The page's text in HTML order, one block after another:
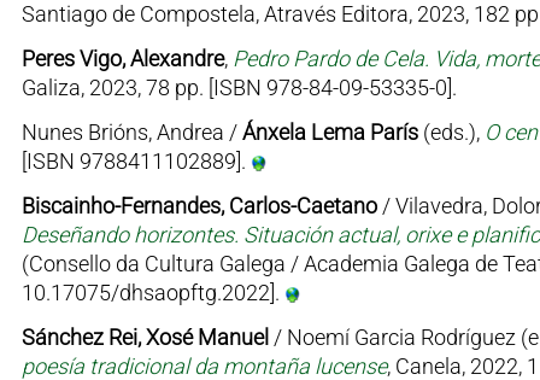
Santiago de Compostela, Através Editora, 2023, 182
Peres Vigo, Alexandre, Pedro Pardo de Cela. Vida,
Galiza, 2023, 78 pp. [ISBN 978-84-09-53335-0].
Nunes Brións, Andrea /Ánxela Lema París(eds.), O
[ISBN 9788411102889].
Biscainho-Fernandes, Carlos-Caetano/ Vilavedra,
Deseñando horizontes. Situación actual, orixe e
(Consello da Cultura Galega / Academia Galega de
10.17075/dhsaopftg.2022].
Sánchez Rei, Xosé Manuel / Noemí Garcia Rodríguez
poesía tradicional da montaña lucense, Canela, 2022,